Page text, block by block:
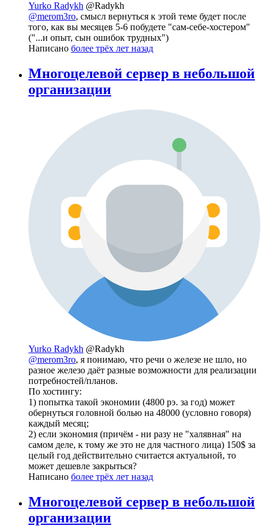
Yurko Radykh @Radykh
@merom3ro, смысл вернуться к этой теме будет после
того, как вы месяцев 5-6 побудете "сам-себе-хостером"
("...и опыт, сын ошибок трудных")
Написано более трёх лет назад
Многоцелевой сервер в небольшой
организации
Yurko Radykh @Radykh
@merom3ro, я понимаю, что речи о железе не шло, но
разное железо даёт разные возможности для реализации
потребностей/планов.
По хостингу:
1) попытка такой экономии (4800 рэ. за год) может
обернуться головной болью на 48000 (условно говоря)
каждый месяц;
2) если экономия (причём - ни разу не "халявная" на
самом деле, к тому же это не для частного лица) 150$ за
целый год действительно считается актуальной, то
может дешевле закрыться?
Написано более трёх лет назад
Многоцелевой сервер в небольшой
организации